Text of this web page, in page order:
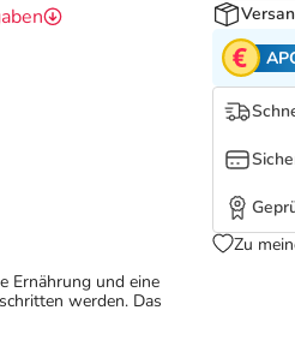
Zu
Ernährung und eine
werden. Das